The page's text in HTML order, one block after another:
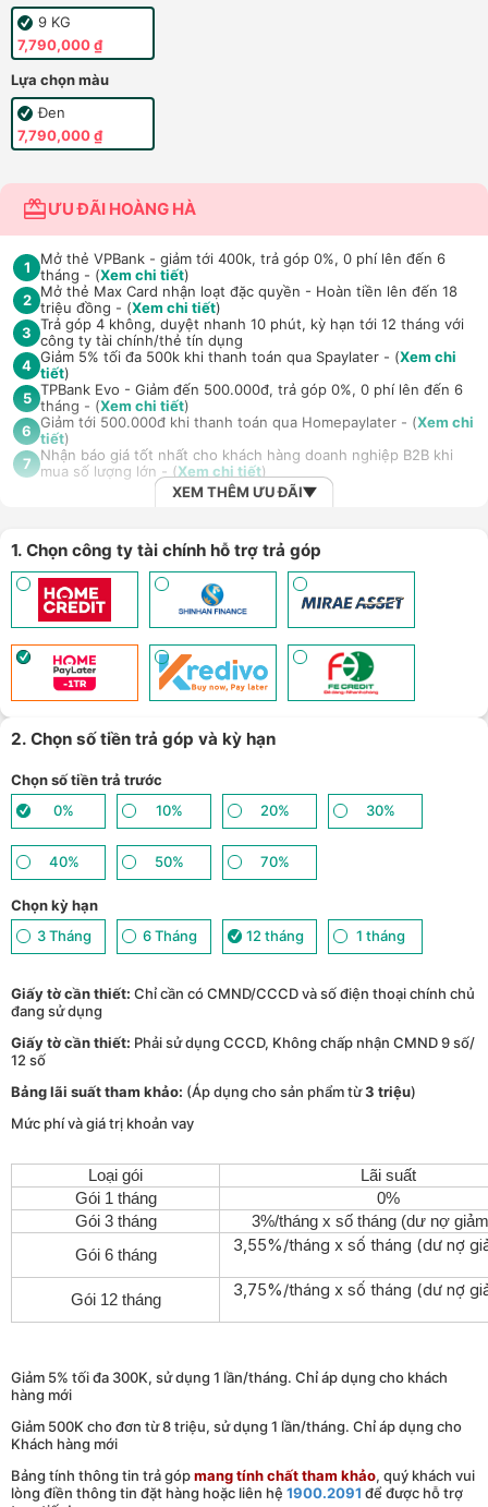
9 KG
7,790,000 ₫
Lựa chọn màu
Đen
7,790,000 ₫
ƯU ĐÃI HOÀNG HÀ
1
Mở thẻ VPBank - giảm tới 400k, trả góp 0%, 0 phí lên đến 6
tháng - (Xem chi tiết)
2 Mở thẻ Max Card nhận loạt đặc quyền - Hoàn tiền lên đến 18
triệu đồng - (Xem chi tiết)
3 Trả góp 4 không, duyệt nhanh 10 phút, kỳ hạn tới 12 tháng với
công ty tài chính/thẻ tín dụng
4 Giảm 5% tối đa 500k khi thanh toán qua Spaylater - (Xem chi
tiết)
5 TPBank Evo - Giảm đến 500.000đ, trả góp 0%, 0 phí lên đến 6
tháng - (Xem chi tiết)
6 Giảm tới 500.000đ khi thanh toán qua Homepaylater - (Xem chi
tiết)
7
Nhận báo giá tốt nhất cho khách hàng doanh nghiệp B2B khi
mua số lượng lớn - (Xem chi tiết)
XEM THÊM ƯU ĐÃI
1. Chọn công ty tài chính hỗ trợ trả góp
2. Chọn số tiền trả góp và kỳ hạn
Chọn số tiền trả trước
0%
10% 20% 30%
40% 50% 70%
Chọn kỳ hạn
3 Tháng
6 Tháng 12 tháng 1 tháng
Giấy tờ cần thiết: Chỉ cần có CMND/CCCD và số điện thoại chính chủ
đang sử dụng
Giấy tờ cần thiết: Phải sử dụng CCCD, Không chấp nhận CMND 9 số/
12 số
Bảng lãi suất tham khảo: (Áp dụng cho sản phẩm từ3 triệu)
Mức phí và giá trị khoản vay
Loại gói
Lãi suất
Gói 1 tháng
0%
Gói 3 tháng
3%/tháng x số tháng (dư nợ
Gói 6 tháng
3,55%/tháng x số tháng (dư nợ
Gói 12 tháng 3,75%/tháng x số tháng (dư nợ
Giảm 5% tối đa 300K, sử dụng 1 lần/tháng. Chỉ áp dụng cho khách
hàng mới
Giảm 500K cho đơn từ 8 triệu, sử dụng 1 lần/tháng. Chỉ áp dụng cho
Khách hàng mới
Bảng tính thông tin trả gópmang tính chất tham khảo, quý khách vui
lòng điền thông tin đặt hàng hoặc liên hệ 1900.2091 để được hỗ trợ